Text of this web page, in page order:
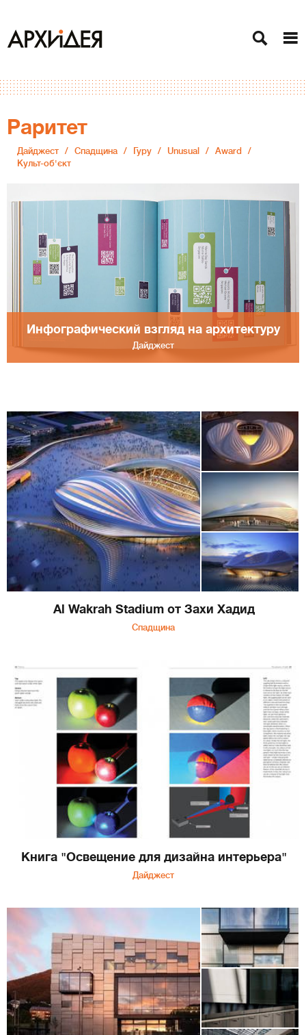
Раритет
Дайджест Спадщина Гуру Unusual
Award
Культ-об'єкт
Инфографический взгляд на архитектуру
Дайджест
Al Wakrah Stadium от Захи Хадид
Спадщина
Книга "Освещение для дизайна интерьера"
Дайджест